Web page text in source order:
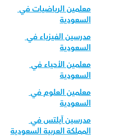
معلمين الرياضيات في
السعودية
مدرسين الفيزياء في
السعودية
معلمين الأحياء في
السعودية
معلمين العلوم في
السعودية
مدرسين آيلتس في
المملكة العربية السعودية